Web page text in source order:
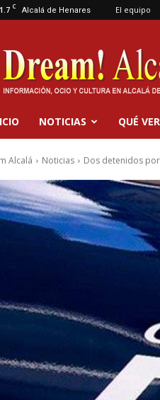
C Alcalá de Henares El equipo
Dream
Alcalá
NOTICIAS QUÉ VER
Alcalá Noticias Dos detenidos